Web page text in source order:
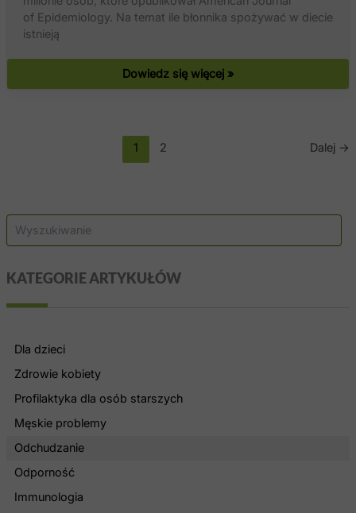
S
a
j
KATEGORIE ARTYKUŁÓW
Dla dzieci
Zdrowie kobiety
Profilaktyka dla osób starszych
Męskie problemy
Odchudzanie
Odporność
Immunologia
of Epidemiology. Na temat ile błonnika spożywać w diecie
istnieją
Błonnik
Dowiedz się więcej »
1 2 Dalej →